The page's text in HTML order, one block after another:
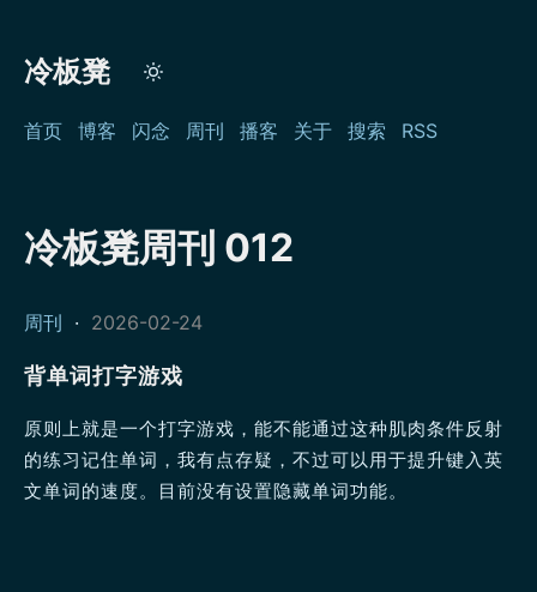
冷板凳
首页 博客 闪念 周刊 播客 关于 搜索 RSS
冷板凳周刊 012
周刊 · 2026-02-24
背单词打字游戏
原则上就是一个打字游戏，能不能通过这种肌肉条件反射
的练习记住单词，我有点存疑，不过可以用于提升键入英
文单词的速度。目前没有设置隐藏单词功能。